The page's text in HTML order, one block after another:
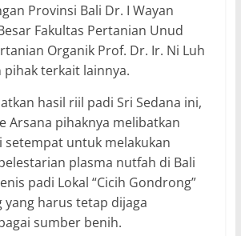
Provinsi Bali Dr. I Wayan
Fakultas Pertanian Unud
Organik Prof. Dr. Ir. Ni Luh
pihak terkait lainnya.
hasil riil padi Sri Sedana ini,
Arsana pihaknya melibatkan
setempat untuk melakukan
plasma nutfah di Bali
padi Lokal “Cicih Gondrong”
yang harus tetap dijaga
sumber benih.